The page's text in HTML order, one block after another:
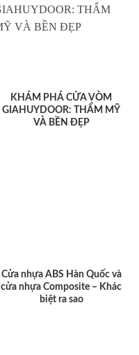
KHÁM PHÁ CỬA VÒM
GIAHUYDOOR: THẨM MỸ
VÀ BỀN ĐẸP
Cửa nhựa ABS Hàn Quốc và
cửa nhựa Composite – Khác
biệt ra sao